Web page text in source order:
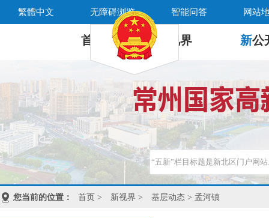
繁體中文 无障碍浏览 智能问答 网站
首 页 新 视界 新公
您当前的位置： 首页 > 新视界 > 基层动态 > 孟河镇